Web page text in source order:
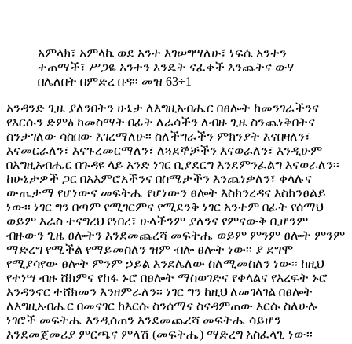
አምላክ፣ አምላኬ ወደ አንተ እገሠግሣለሁ፣ ነፍሴ አንተን
ተጠማች፣ ሥጋዬ አንተን እንዴት ናፈቀች እንጨትና ውሃ
በሌለበት በምድረ በዳ፡፡ መዝ 63÷1
አንዳንድ ጊዜ ያለንበትን ሁኔታ ለእግዚአብሔር በፀሎት ከመንገራችንና
የእርሱን ድምፅ ከመስማት በፊት ለራሳችን ለብዙ ጊዜ ስንጨነቅበትና
ስንታገለው ሳስበው እገረማለሁ፡፡ ስለችግራችን ምክንያት እናበዛለን፣
እናመርራለን፣ እናጉረመርማለን፣ ለጓደኞቻችን እናወራለን፣ እንዲሁም
በእግዚአብሔር በጉዳዩ ላይ አንድ ነገር ቢያደርግ እንደምንፈልግ እናወራለን፡፡
ከሁኔታዎች ጋር በአእምሮአችንና በስሜታችን እንጨነቃለን፣ ቀላሉና
ውጤታማ የሆነውና መፍትሔ የሆነውን ፀሎት እስክንረዳና እስክንፀልይ
ነው፡፡ ነገር ግን በጣም የሚገርምና የሚደንቅ ነገር አንተም በፊት የሰማህ
ወይም እራስ ተናግረህ የነበረ፣ ሁላችንም ያለንና የምናውቅ ቢሆንም
ብዙውን ጊዜ ፀሎትን እንደመጨረሻ መፍትሔ ወይም ምንም ፀሎት ምንም
ማድረግ የሚችል የማይመስለን ዝም ብሎ ፀሎት ነው፡፡ ያ ደግሞ
የሚያሳየው ፀሎት ምንም ኃይል እንደሌለው ስለሚመስለን ነው፡፡ ከዚህ
የተነሣ ብዙ ሸክምና የከፋ ኑሮ በፀሎት ማስወገድና የቀላልና የእረፍት ኑሮ
እንዳንኖር ተሸክመን እንዘምራለን፡፡ ነገር ግን ከዚህ ለመገላገል በፀሎት
ለእግዚአብሔር በመናገር ከእርሱ ስንሰማና ስናዳምጠው እርሱ ስለሁሉ
ነገሮች መፍትሔ እንዲሰጠን እንደመጨረሻ መፍትሔ ሳይሆን
እንደመጀመሪያ ምርጫና ምላሽ (መፍትሔ) ማድረግ አስፈላጊ ነው፡፡